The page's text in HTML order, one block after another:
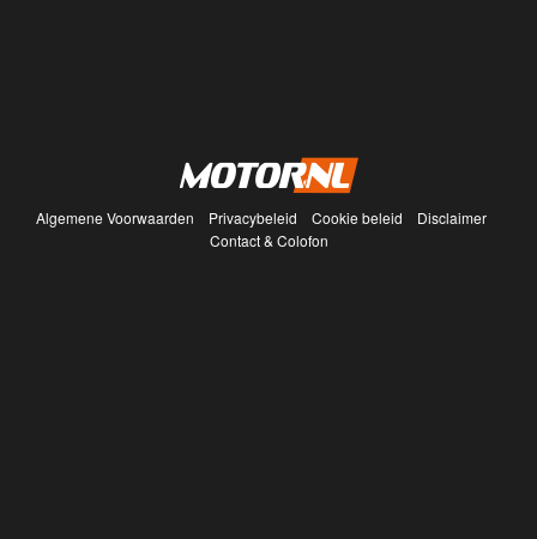
Algemene Voorwaarden Privacybeleid Cookie beleid
Disclaimer
Contact & Colofon